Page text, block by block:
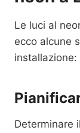
Le luci al
ecco alcune
installazione:
Determinare